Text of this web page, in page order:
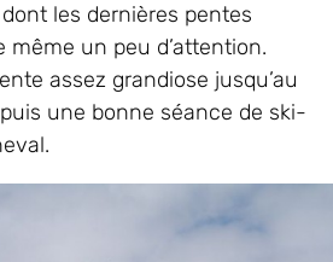
les dernières pentes
un peu d’attention.
assez grandiose jusqu’au
une bonne séance de ski-